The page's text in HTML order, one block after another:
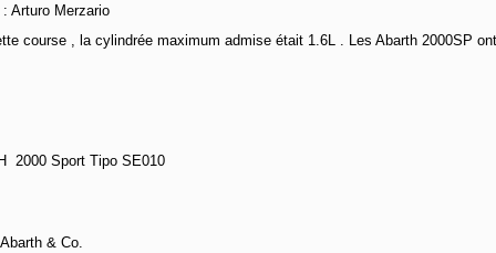
Arturo Merzario
course , la cylindrée maximum admise était 1.6L . Les Abarth 2000SP
2000 Sport Tipo SE010
& Co.